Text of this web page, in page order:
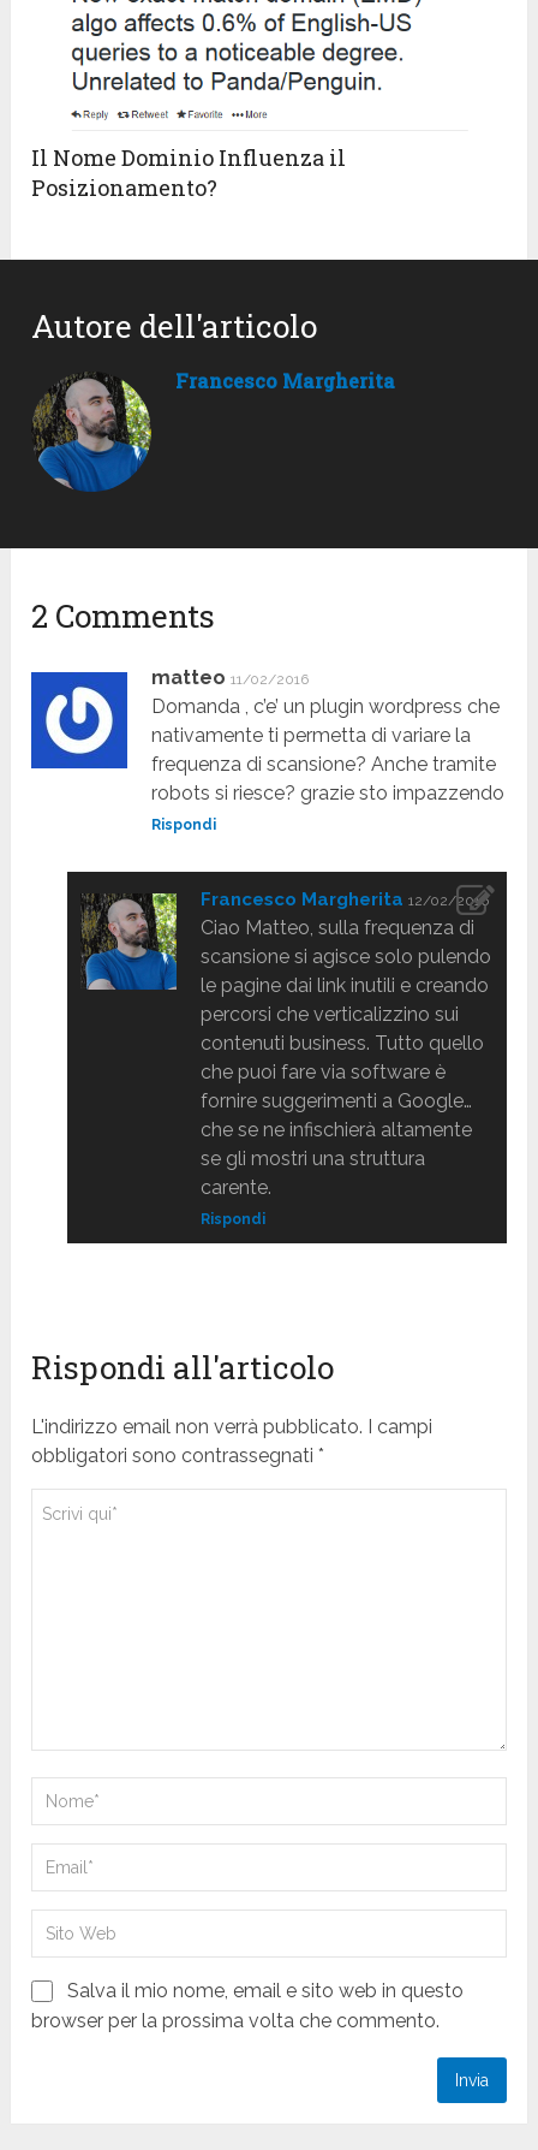
Il Nome Dominio Influenza il
Posizionamento?
Autore dell'articolo
Francesco Margherita
2 Comments
matteo 11/02/2016
Domanda , c’e’ un plugin wordpress che
nativamente ti permetta di variare la
frequenza di scansione? Anche tramite
robots si riesce? grazie sto impazzendo
Rispondi
Francesco Margherita 12/02/2016
Ciao Matteo, sulla frequenza di
scansione si agisce solo pulendo
le pagine dai link inutili e creando
percorsi che verticalizzino sui
contenuti business. Tutto quello
che puoi fare via software è
fornire suggerimenti a Google…
che se ne infischierà altamente
se gli mostri una struttura
carente.
Rispondi
Rispondi all'articolo
L'indirizzo email non verrà pubblicato. I campi
obbligatori sono contrassegnati *
Salva il mio nome, email e sito web in questo
browser per la prossima volta che commento.